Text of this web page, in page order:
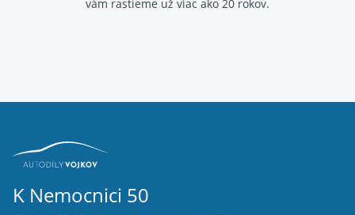
vám rastieme už viac ako 20 rokov.
K Nemocnici 50